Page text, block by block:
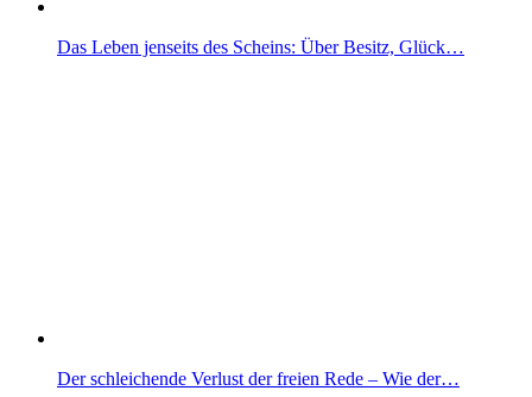
Das Leben jenseits des Scheins: Über Besitz, Glück…
Der schleichende Verlust der freien Rede – Wie der…